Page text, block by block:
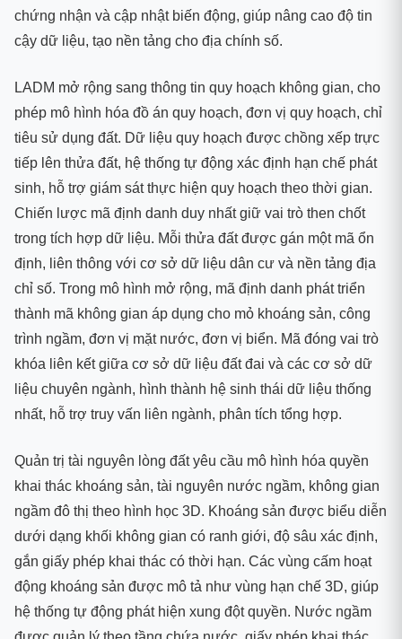
chứng nhận và cập nhật biến động, giúp nâng cao độ tin
cậy dữ liệu, tạo nền tảng cho địa chính số.
LADM mở rộng sang thông tin quy hoạch không gian, cho
phép mô hình hóa đồ án quy hoạch, đơn vị quy hoạch, chỉ
tiêu sử dụng đất. Dữ liệu quy hoạch được chồng xếp trực
tiếp lên thửa đất, hệ thống tự động xác định hạn chế phát
sinh, hỗ trợ giám sát thực hiện quy hoạch theo thời gian.
Chiến lược mã định danh duy nhất giữ vai trò then chốt
trong tích hợp dữ liệu. Mỗi thửa đất được gán một mã ổn
định, liên thông với cơ sở dữ liệu dân cư và nền tảng địa
chỉ số. Trong mô hình mở rộng, mã định danh phát triển
thành mã không gian áp dụng cho mỏ khoáng sản, công
trình ngầm, đơn vị mặt nước, đơn vị biển. Mã đóng vai trò
khóa liên kết giữa cơ sở dữ liệu đất đai và các cơ sở dữ
liệu chuyên ngành, hình thành hệ sinh thái dữ liệu thống
nhất, hỗ trợ truy vấn liên ngành, phân tích tổng hợp.
Quản trị tài nguyên lòng đất yêu cầu mô hình hóa quyền
khai thác khoáng sản, tài nguyên nước ngầm, không gian
ngầm đô thị theo hình học 3D. Khoáng sản được biểu diễn
dưới dạng khối không gian có ranh giới, độ sâu xác định,
gắn giấy phép khai thác có thời hạn. Các vùng cấm hoạt
động khoáng sản được mô tả như vùng hạn chế 3D, giúp
hệ thống tự động phát hiện xung đột quyền. Nước ngầm